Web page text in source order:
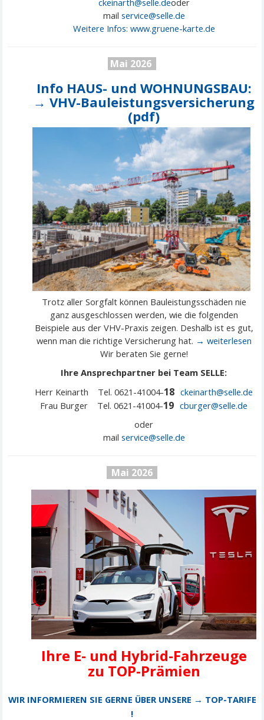
mail service@selle.de
Weitere Infos: www.gruene-karte.de
Mai 2026
Info HAUS- und WOHNUNGSBAU:
→ VHV-Bauleistungsversicherung
(pdf)
Trotz aller Sorgfalt können Bauleistungsschäden nie
ganz ausgeschlossen werden, wie die folgenden
Beispiele aus der VHV-Praxis zeigen. Deshalb ist es gut,
wenn man die richtige Versicherung hat. → weiterlesen
Wir beraten Sie gerne!
Ihre Ansprechpartner bei Team SELLE:
Herr Keinarth Tel. 0621-41004-18 ckeinarth@selle.de
Frau Burger Tel. 0621-41004-19 cburger@selle.de
oder
mail service@selle.de
Mai 2026
Ihre E- und Hybrid-Fahrzeuge
zu TOP-Prämien
WIR INFORMIEREN SIE GERNE ÜBER UNSERE → TOP-TARIFE
!